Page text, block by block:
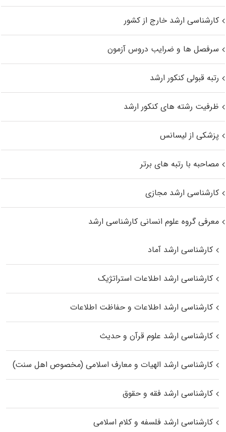
کارشناسی ارشد خارج از کشور
سرفصل ها و ضرایب دروس آزمون
رتبه قبولی کنکور ارشد
ظرفیت رشته های کنکور ارشد
پزشکی از لیسانس
مصاحبه با رتبه های برتر
کارشناسی ارشد مجازی
معرفی گروه علوم انسانی کارشناسی ارشد
کارشناسی ارشد آماد
کارشناسی ارشد اطلاعات استراتژیک
کارشناسی ارشد اطلاعات و حفاظت اطلاعات
کارشناسی ارشد علوم قرآن و حدیث
کارشناسی ارشد الهیات و معارف اسلامی (مخصوص اهل سنت)
کارشناسی ارشد فقه و حقوق
کارشناسی ارشد فلسفه و کلام اسلامی